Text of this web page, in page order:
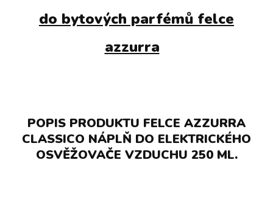
do bytových parfémů felce
azzurra
POPIS PRODUKTU FELCE AZZURRA
CLASSICO NÁPLŇ DO ELEKTRICKÉHO
OSVĚŽOVAČE VZDUCHU 250 ML.